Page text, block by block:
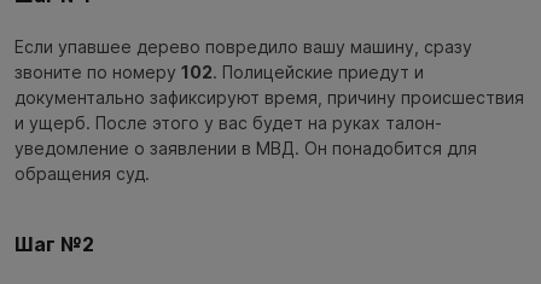
Если упавшее дерево повредило вашу машину, сразу
звоните по номеру 102. Полицейские приедут и
документально зафиксируют время, причину происшествия
и ущерб. После этого у вас будет на руках талон-
уведомление о заявлении в МВД. Он понадобится для
обращения суд.
Шаг №2